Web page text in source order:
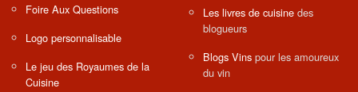
Foire Aux Questions
Logo personnalisable
Le jeu des Royaumes de la
Cuisine
Les livres de cuisine des
blogueurs
Blogs Vins pour les amoureux
du vin